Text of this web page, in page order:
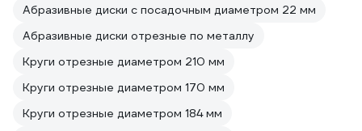
Абразивные диски с посадочным диаметром 22 мм
Абразивные диски отрезные по металлу
Круги отрезные диаметром 210 мм
Круги отрезные диаметром 170 мм
Круги отрезные диаметром 184 мм